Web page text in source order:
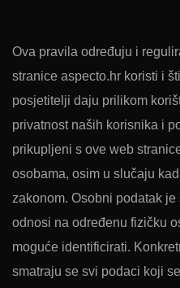
Ova pravila određuju i
stranice aspecto.hr koristi i
posjetitelji daju prilikom
privatnost naših korisnika i
prikupljeni s ove web
osobama, osim u slučaju
zakonom. Osobni podatak
odnosi na određenu fizičku
moguće identificirati.
smatraju se svi podaci koji